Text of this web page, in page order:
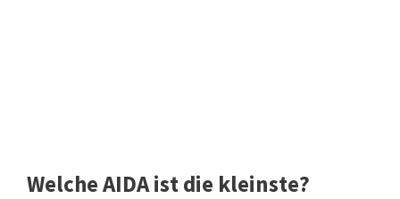
Welche AIDA ist die kleinste?